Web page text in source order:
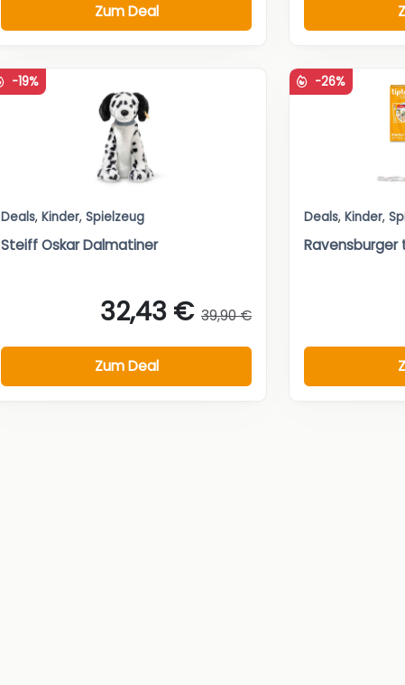
Zum Deal
-19%
Deals, Kinder, Spielzeug
Steiff Oskar Dalmatiner
32,43 € 39,90 €
Zum Deal
-26%
Deals, Kinder,
Ravensburger